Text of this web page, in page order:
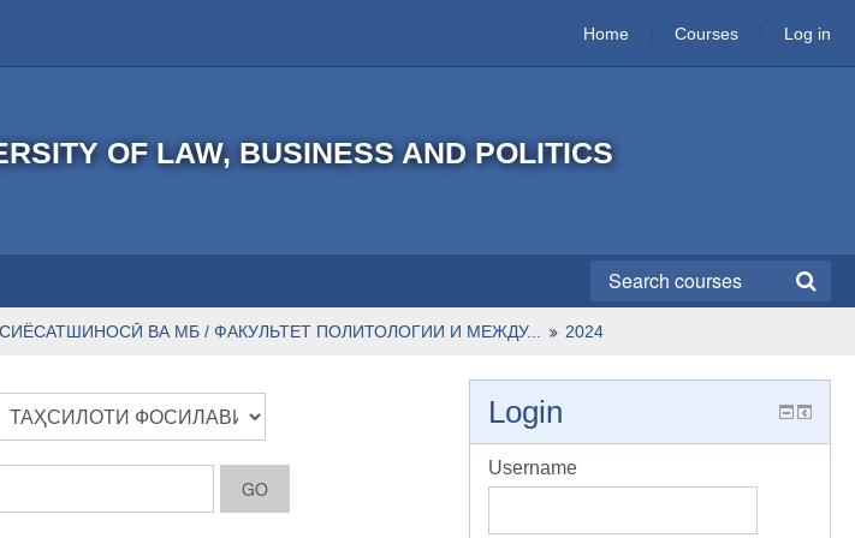
Home Courses Log in
OF LAW, BUSINESS AND POLITICS
СИЁСАТШИНОСӢ ВА МБ / ФАКУЛЬТЕТ ПОЛИТОЛОГИИ И МЕЖДУ... 2024
Login
Username